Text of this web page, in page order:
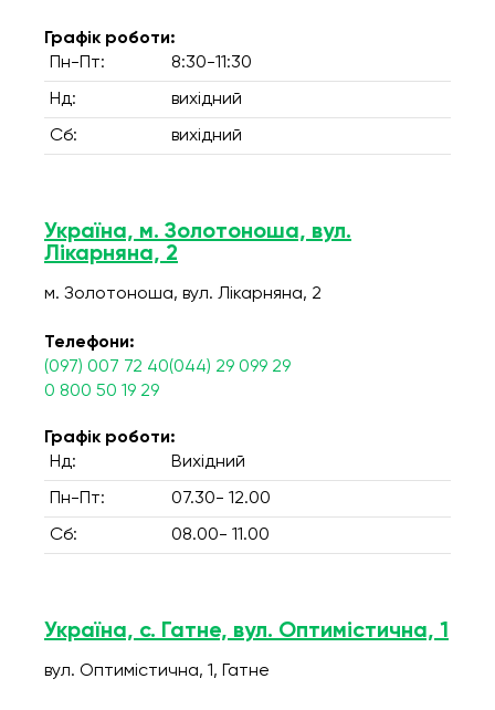
Графік роботи:
Пн-Пт:
8:30-11:30
Нд: вихідний
Сб: вихідний
Україна, м. Золотоноша, вул.
Лікарняна, 2
м. Золотоноша, вул. Лікарняна, 2
Телефони:
(097) 007 72 40(044) 29 099 29
0 800 50 19 29
Графік роботи:
Нд:
Вихідний
Пн-Пт: 07.30- 12.00
Сб: 08.00- 11.00
Україна, с. Гатне, вул. Оптимістична, 1
вул. Оптимістична, 1, Гатне